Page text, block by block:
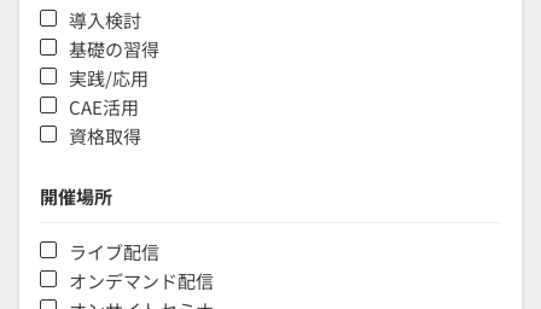
導入検討
基礎の習得
実践/応用
CAE活用
資格取得
開催場所
ライブ配信
オンデマンド配信